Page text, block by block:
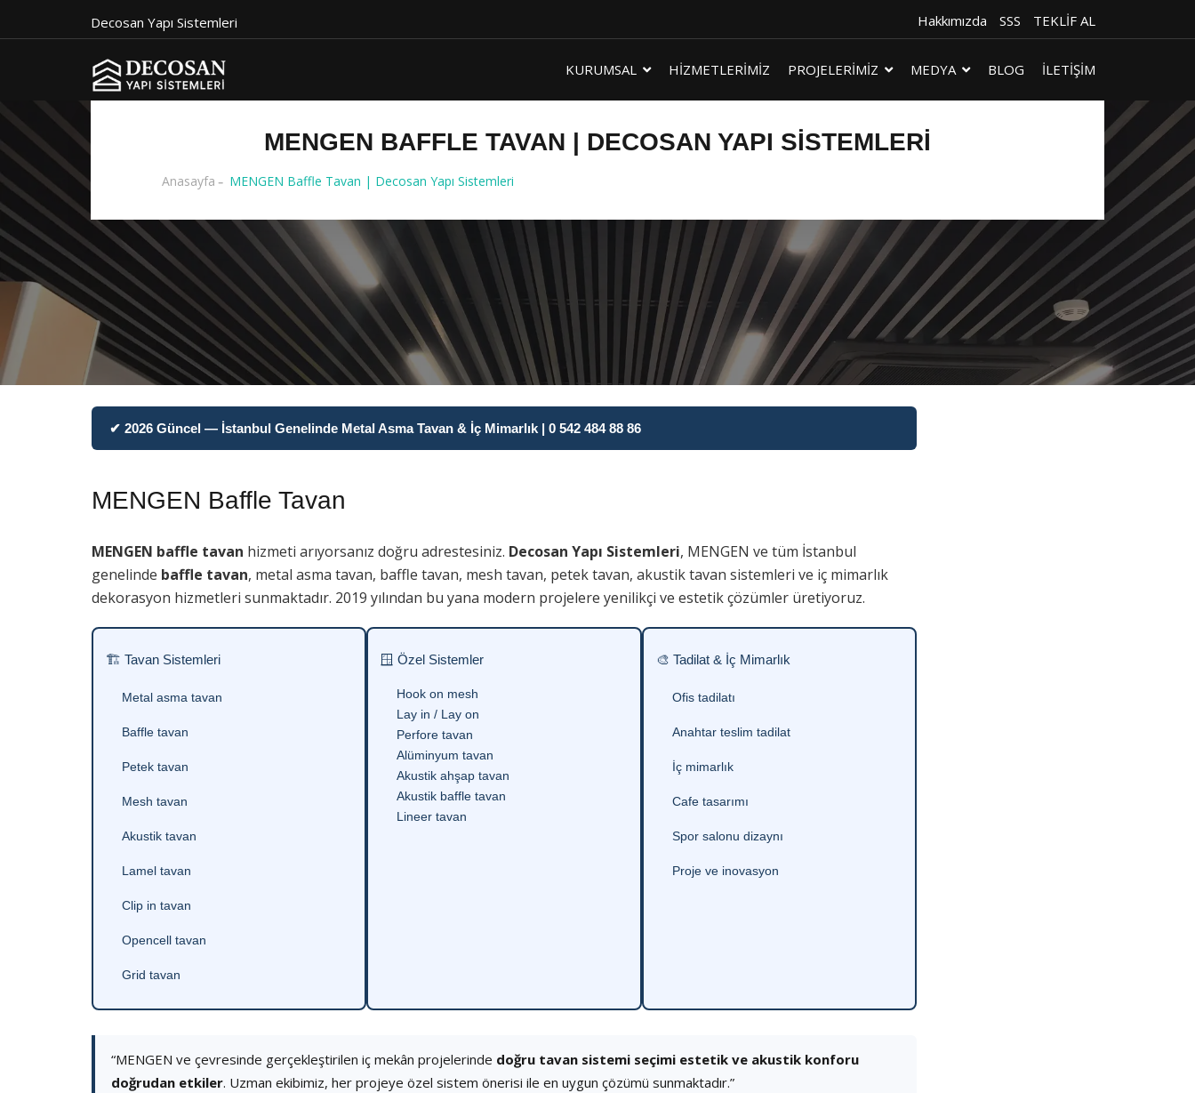
Decosan Yapı Sistemleri Hakkımızda SSS TEKLİF AL
KURUMSAL HİZMETLERİMİZ PROJELERİMİZ MEDYA BLOG İLETİŞİM
MENGEN BAFFLE TAVAN | DECOSAN YAPI SISTEMLERI
Anasayfa MENGEN Baffle Tavan | Decosan Yapı Sistemleri
✔ 2026 Güncel — İstanbul Genelinde Metal Asma Tavan & İç Mimarlık | 0 542 484 88 86
MENGEN Baffle Tavan
MENGEN baffle tavan hizmeti arıyorsanız doğru adrestesiniz. Decosan Yapı Sistemleri, MENGEN ve tüm İstanbul
genelinde baffle tavan, metal asma tavan, baffle tavan, mesh tavan, petek tavan, akustik tavan sistemleri ve iç mimarlık
dekorasyon hizmetleri sunmaktadır. 2019 yılından bu yana modern projelere yenilikçi ve estetik çözümler üretiyoruz.
🏗 Tavan Sistemleri
Metal asma tavan
Baffle tavan
Petek tavan
Mesh tavan
Akustik tavan
Lamel tavan
Clip in tavan
Opencell tavan
Grid tavan
🪟 Özel Sistemler
Hook on mesh
Lay in / Lay on
Perfore tavan
Alüminyum tavan
Akustik ahşap tavan
Akustik baffle tavan
Lineer tavan
🎨 Tadilat & İç Mimarlık
Ofis tadilatı
Anahtar teslim tadilat
İç mimarlık
Cafe tasarımı
Spor salonu dizaynı
Proje ve inovasyon
“MENGEN ve çevresinde gerçekleştirilen iç mekân projelerinde doğru tavan sistemi seçimi estetik ve akustik konforu
doğrudan etkiler. Uzman ekibimiz, her projeye özel sistem önerisi ile en uygun çözümü sunmaktadır.”